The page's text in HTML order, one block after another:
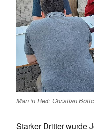
Man in Red: Christian
Starker Dritter wurde